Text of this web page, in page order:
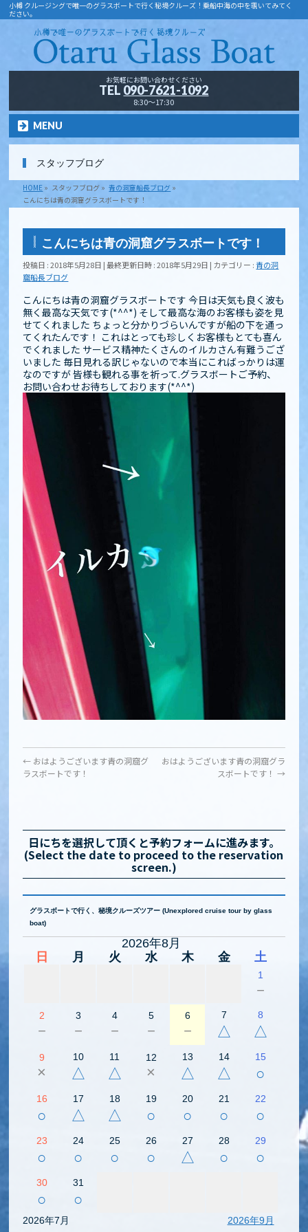
小樽 クルージングで唯一のグラスボートで行く秘境クルーズ！乗船中海の中を覗いてみてく
ださい。
お気軽にお問い合わせください
TEL 090-7621-1092
8:30～17:30
MENU
スタッフブログ
HOME » スタッフブログ » 青の洞窟船長ブログ »
こんにちは青の洞窟グラスボートです！
こんにちは青の洞窟グラスボートです！
投稿日 : 2018年5月28日 最終更新日時 : 2018年5月29日 カテゴリー :青の洞
窟船長ブログ
こんにちは青の洞窟グラスボートです 今日は天気も良く波も
無く最高な天気です(*^^*) そして最高な海のお客様も姿を見
せてくれました️️ ちょっと分かりづらいんですが船の下を通っ
てくれたんです！ これはとっても珍しくお客様もとても喜ん
でくれました サービス精神たくさんのイルカさん有難うござ
いました️ 毎日見れる訳じゃないので本当にこればっかりは運
なのですが 皆様も観れる事を祈って.グラスボートご予約、
お問い合わせお待ちしております(*^^*)️
← おはようございます青の洞窟グ
ラスボートです！
おはようございます青の洞窟グラ
スボートです！ →
日にちを選択して頂くと予約フォームに進みます。
(Select the date to proceed to the reservation
screen.)
グラスボートで行く、秘境クルーズツアー (Unexplored cruise tour by glass
boat)
2026年8月
日
月 火 水 木 金 土
1
－
2
－
3
－
4
－
5
－
6
－
7
△
8
△
9
×
10
△
11
△
12
×
13
△
14
△
15
○
16
○
17
△
18
△
19
○
20
○
21
○
22
○
23
○
24
○
25
○
26
○
27
△
28
○
29
○
30
○
31
○
2026年7月 2026年9月